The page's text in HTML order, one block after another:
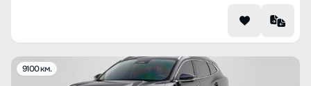
9100 км.